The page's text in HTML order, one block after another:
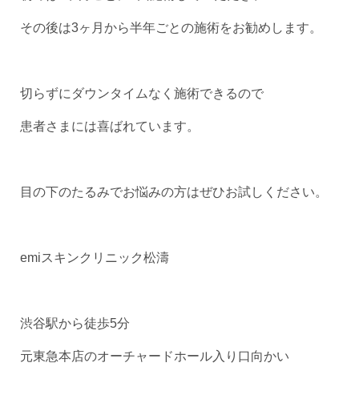
その後は3ヶ月から半年ごとの施術をお勧めします。
切らずにダウンタイムなく施術できるので
患者さまには喜ばれています。
目の下のたるみでお悩みの方はぜひお試しください。
emiスキンクリニック松濤
渋谷駅から徒歩5分
元東急本店のオーチャードホール入り口向かい